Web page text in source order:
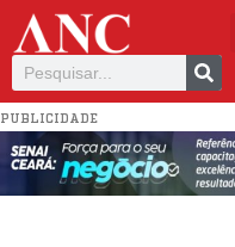
PUBLICIDADE